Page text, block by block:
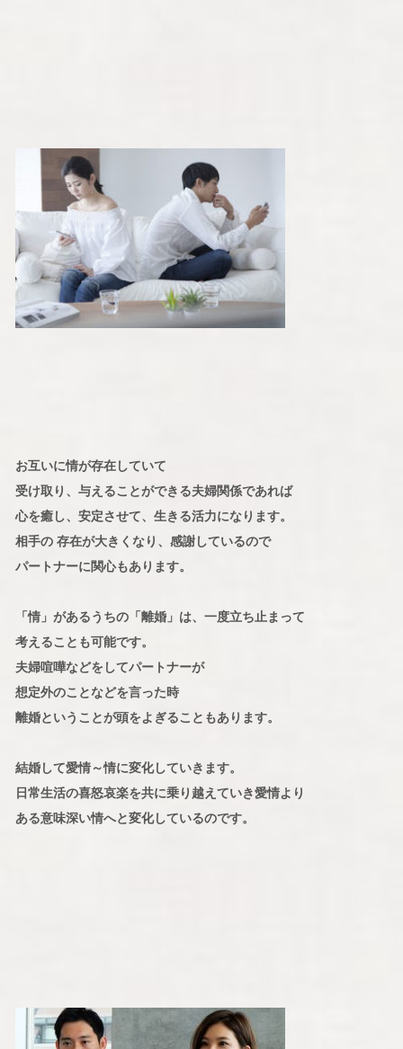
お互いに情が存在していて
受け取り、与えることができる夫婦関係であれば
心を癒し、安定させて、生きる活力になります。
相手の 存在が大きくなり、感謝しているので
パートナーに関心もあります。
「情」があるうちの「離婚」は、一度立ち止まって
考えることも可能です。
夫婦喧嘩などをしてパートナーが
想定外のことなどを言った時
離婚ということが頭をよぎることもあります。
結婚して愛情～情に変化していきます。
日常生活の喜怒哀楽を共に乗り越えていき愛情より
ある意味深い情へと変化しているのです。